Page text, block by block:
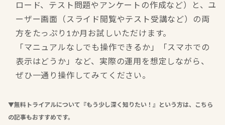
ロード、テスト問題やアンケートの作成など）と、ユ
ーザー画面（スライド閲覧やテスト受講など）の両
方をたっぷり1か月お試しいただけます。
「マニュアルなしでも操作できるか」「スマホでの
表示はどうか」など、実際の運用を想定しながら、
ぜひ一通り操作してみてください。
▼無料トライアルについて『もう少し深く知りたい！』という方は、こちら
の記事もおすすめです。